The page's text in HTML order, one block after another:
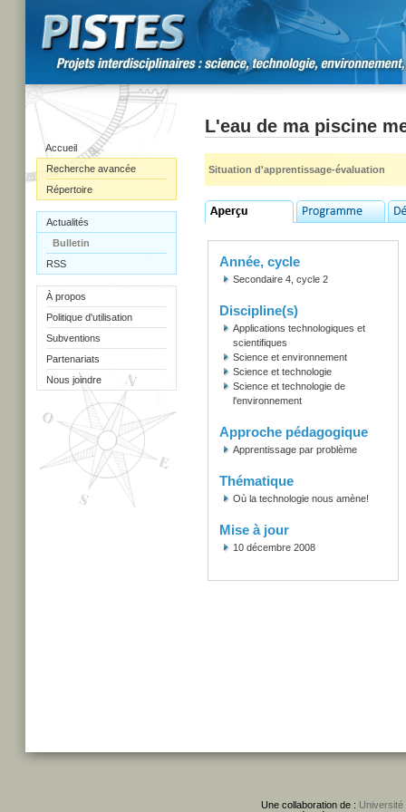
Accueil
Recherche avancée
Répertoire
Actualités
Bulletin
RSS
À propos
Politique d'utilisation
Subventions
Partenariats
Nous joindre
L'eau de ma piscine
Situation d'apprentissage-évaluation
Année, cycle
Secondaire 4, cycle 2
Discipline(s)
Applications technologiques et
scientifiques
Science et environnement
Science et technologie
Science et technologie de
l'environnement
Approche pédagogique
Apprentissage par problème
Thématique
Où la technologie nous amène!
Mise à jour
10 décembre 2008
Une collaboration de : Université